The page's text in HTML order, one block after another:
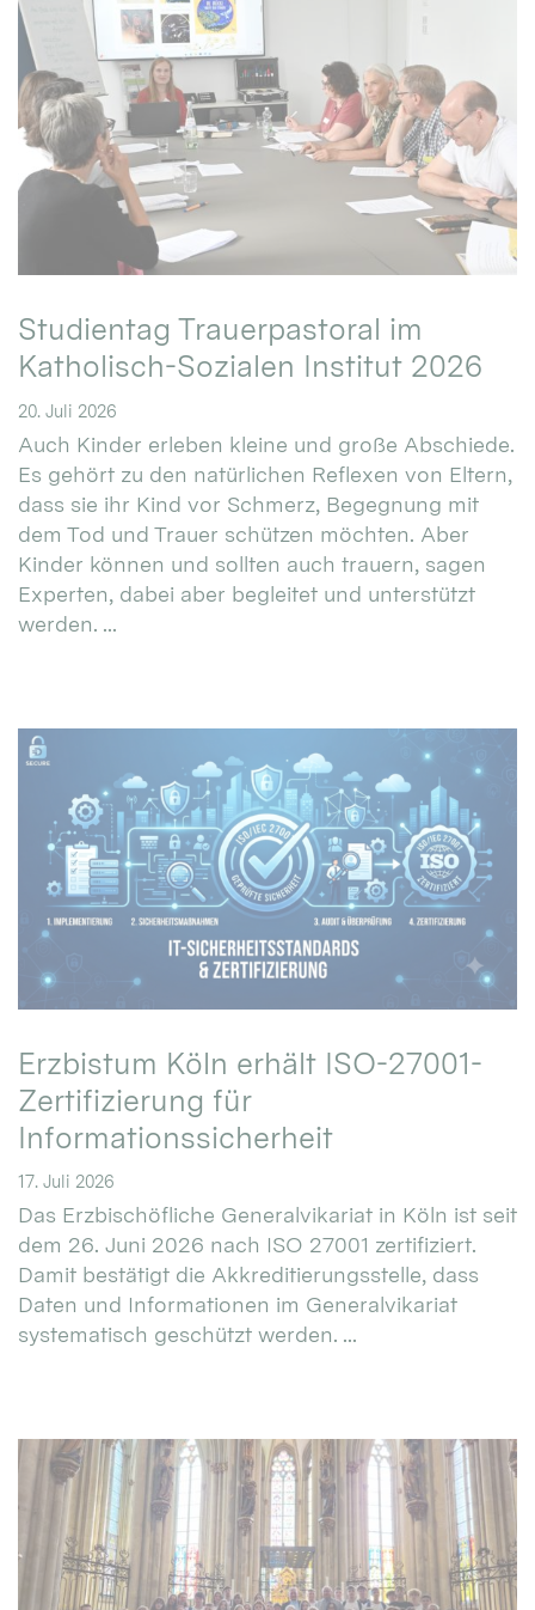
Studientag Trauerpastoral im
Katholisch-Sozialen Institut 2026
20. Juli 2026
Auch Kinder erleben kleine und große Abschiede.
Es gehört zu den natürlichen Reflexen von Eltern,
dass sie ihr Kind vor Schmerz, Begegnung mit
dem Tod und Trauer schützen möchten. Aber
Kinder können und sollten auch trauern, sagen
Experten, dabei aber begleitet und unterstützt
werden. ...
Erzbistum Köln erhält ISO-27001-
Zertifizierung für
Informationssicherheit
17. Juli 2026
Das Erzbischöfliche Generalvikariat in Köln ist seit
dem 26. Juni 2026 nach ISO 27001 zertifiziert.
Damit bestätigt die Akkreditierungsstelle, dass
Daten und Informationen im Generalvikariat
systematisch geschützt werden. ...